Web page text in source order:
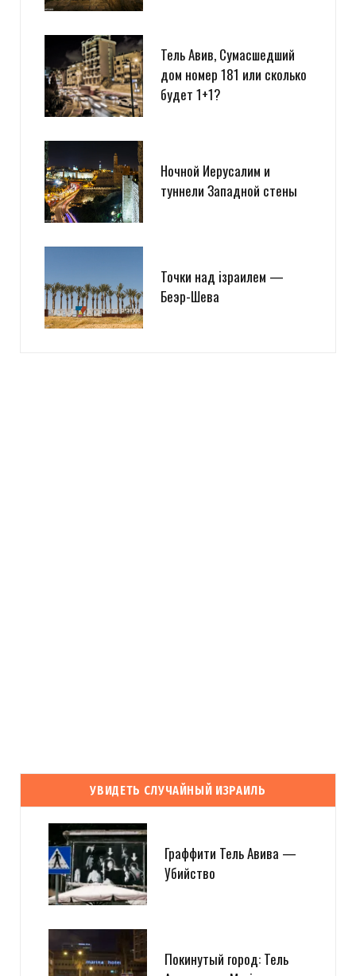
Тель Авив, Сумасшедший
дом номер 181 или сколько
будет 1+1?
Ночной Иерусалим и
туннели Западной стены
Точки над iзраилем —
Беэр-Шева
УВИДЕТЬ СЛУЧАЙНЫЙ ИЗРАИЛЬ
Граффити Тель Авива —
Убийство
Покинутый город: Тель